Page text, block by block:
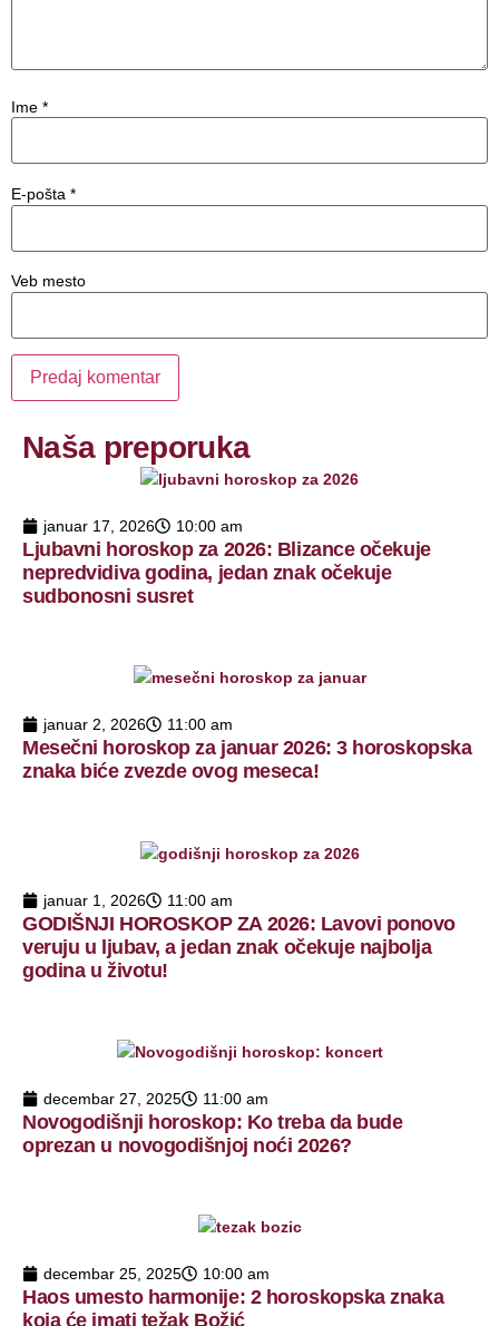
Ime *
E-pošta *
Veb mesto
Naša preporuka
januar 17, 2026 10:00 am
Ljubavni horoskop za 2026: Blizance očekuje
nepredvidiva godina, jedan znak očekuje
sudbonosni susret
januar 2, 2026 11:00 am
Mesečni horoskop za januar 2026: 3 horoskopska
znaka biće zvezde ovog meseca!
januar 1, 2026 11:00 am
GODIŠNJI HOROSKOP ZA 2026: Lavovi ponovo
veruju u ljubav, a jedan znak očekuje najbolja
godina u životu!
decembar 27, 2025 11:00 am
Novogodišnji horoskop: Ko treba da bude
oprezan u novogodišnjoj noći 2026?
decembar 25, 2025 10:00 am
Haos umesto harmonije: 2 horoskopska znaka
koja će imati težak Božić